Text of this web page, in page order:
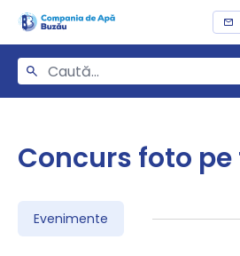
Concurs foto
Evenimente